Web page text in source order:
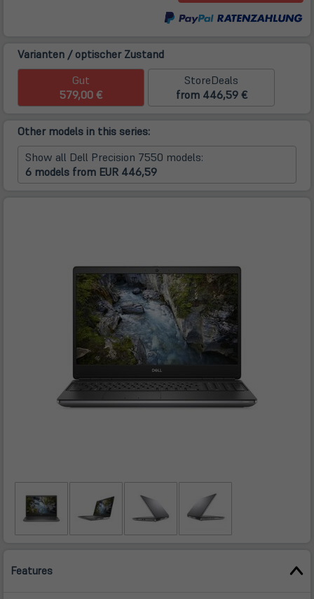
Varianten / optischer Zustand
Gut
579,00 €
StoreDeals
from 446,59 €
Other models in this series:
Show all Dell Precision 7550 models:
6 models from EUR 446,59
Features